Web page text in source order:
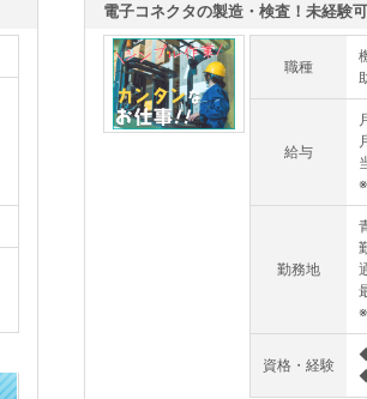
電子コネクタの製造・検査！未経験
職種
給与
勤務地
資格・経験